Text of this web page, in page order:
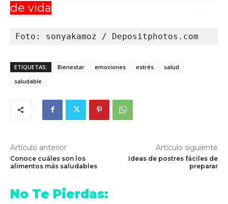
de vida
Foto: sonyakamoz / Depositphotos.com
ETIQUETAS: Bienestar emociones estrés
salud
saludable
Artículo anterior
Conoce cuáles son los
alimentos más saludables
Artículo siguiente
Ideas de postres fáciles de
preparar
No Te Pierdas: